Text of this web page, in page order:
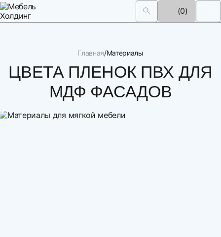
(0)
Главная Материалы
ЦВЕТА ПЛЕНОК ПВХ ДЛЯ
МДФ ФАСАДОВ